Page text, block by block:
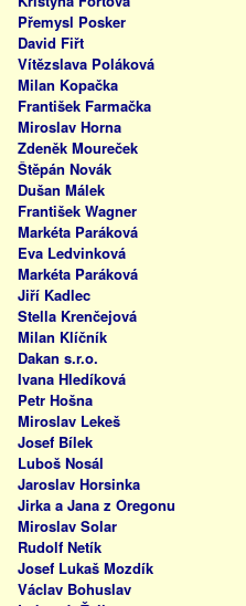
Přemysl Posker
David Fiřt
Vítězslava Poláková
Milan Kopačka
František Farmačka
Miroslav Horna
Zdeněk Moureček
Štěpán Novák
Dušan Málek
František Wagner
Markéta Paráková
Eva Ledvinková
Markéta Paráková
Jiří Kadlec
Stella Krenčejová
Milan Klíčník
Dakan s.r.o.
Ivana Hledíková
Petr Hošna
Miroslav Lekeš
Josef Bílek
Luboš Nosál
Jaroslav Horsinka
Jirka a Jana z Oregonu
Miroslav Solar
Rudolf Netík
Josef Lukaš Mozdík
Václav Bohuslav